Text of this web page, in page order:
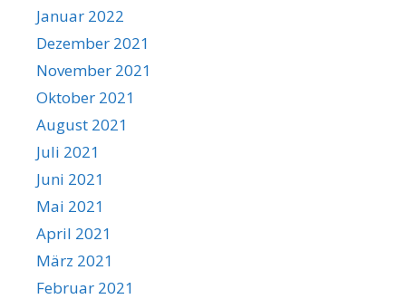
Januar 2022
Dezember 2021
November 2021
Oktober 2021
August 2021
Juli 2021
Juni 2021
Mai 2021
April 2021
März 2021
Februar 2021